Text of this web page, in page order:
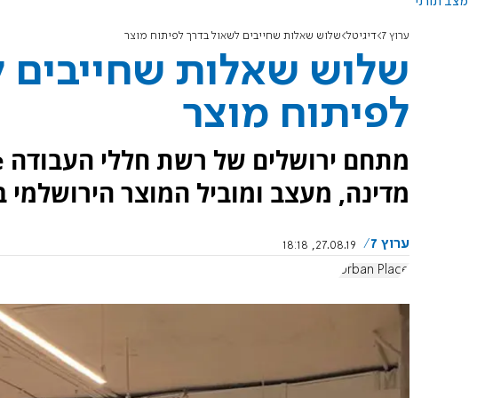
ערוץ 7 דיגיטל שלוש שאלות שחייבים לשאול בדרך לפיתוח מוצר
שלוש שאלות שחייבים
לפיתוח מוצר
מדינה, מעצב ומוביל המוצר הירושלמי
ערוץ 7
27.08.19, 18:18
Urban Place